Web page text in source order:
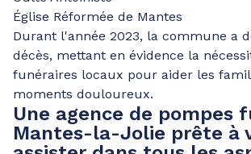
Église Réformée de Mantes
Durant l'année 2023, la commune a
décès, mettant en évidence la
funéraires locaux pour aider les
moments douloureux.
Une agence de pompes
Mantes-la-Jolie prête à